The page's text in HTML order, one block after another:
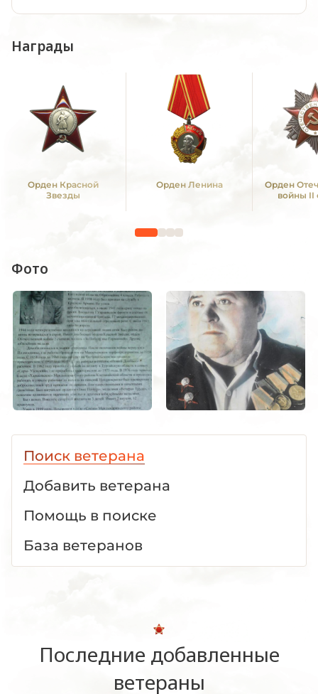
Награды
Орден Красной
Звезды
Орден Ленина
Орден
войны II
Фото
Поиск ветерана
Добавить ветерана
Помощь в поиске
База ветеранов
Последние добавленные
ветераны